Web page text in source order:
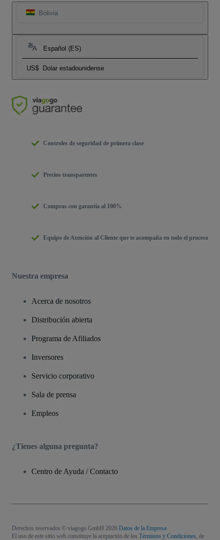
Bolivia
Español (ES)
US$ Dolar estadounidense
Controles de seguridad de primera clase
Precios transparentes
Compras con garantía al 100%
Equipo de Atención al Cliente que te acompaña en todo el proceso
Nuestra empresa
Acerca de nosotros
Distribución abierta
Programa de Afiliados
Inversores
Servicio corporativo
Sala de prensa
Empleos
¿Tienes alguna pregunta?
Centro de Ayuda / Contacto
Derechos reservados © viagogo GmbH 2026 Datos de la Empresa
El uso de este sitio web constituye la aceptación de los Términos y Condiciones, de